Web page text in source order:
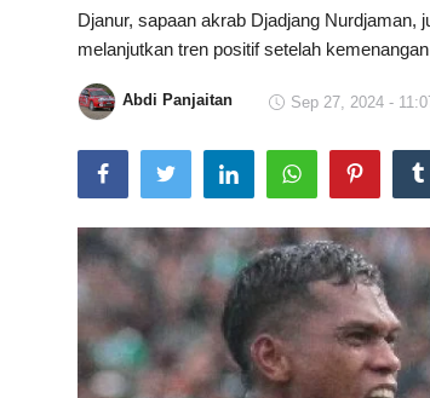
Sportainment
Total Sports
Djanur, sapaan akrab Djadjang Nurdjaman,
melanjutkan tren positif setelah
Abdi Panjaitan Sep 27, 2024 -